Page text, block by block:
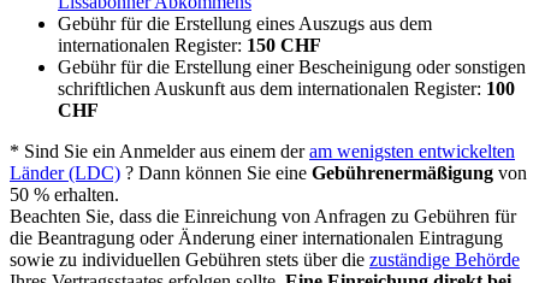
Gebühr für die Erstellung eines Auszugs aus dem
internationalen Register: 150 CHF​​​​​​​
Gebühr für die Erstellung einer Bescheinigung oder sonstigen
schriftlichen Auskunft aus dem internationalen Register: 100
CHF​​​​​​​
* Sind Sie ein Anmelder aus einem deram wenigsten entwickelten
Länder (LDC) ? Dann können Sie eine Gebührenermäßigung von
50 % erhalten.
Beachten Sie, dass die Einreichung von Anfragen zu Gebühren für
die Beantragung oder Änderung einer internationalen Eintragung
sowie zu individuellen Gebühren stets über die zuständige Behörde